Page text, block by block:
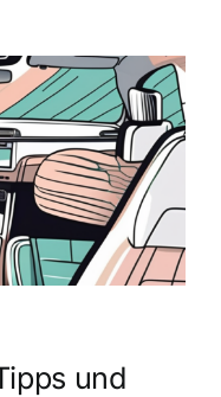
und